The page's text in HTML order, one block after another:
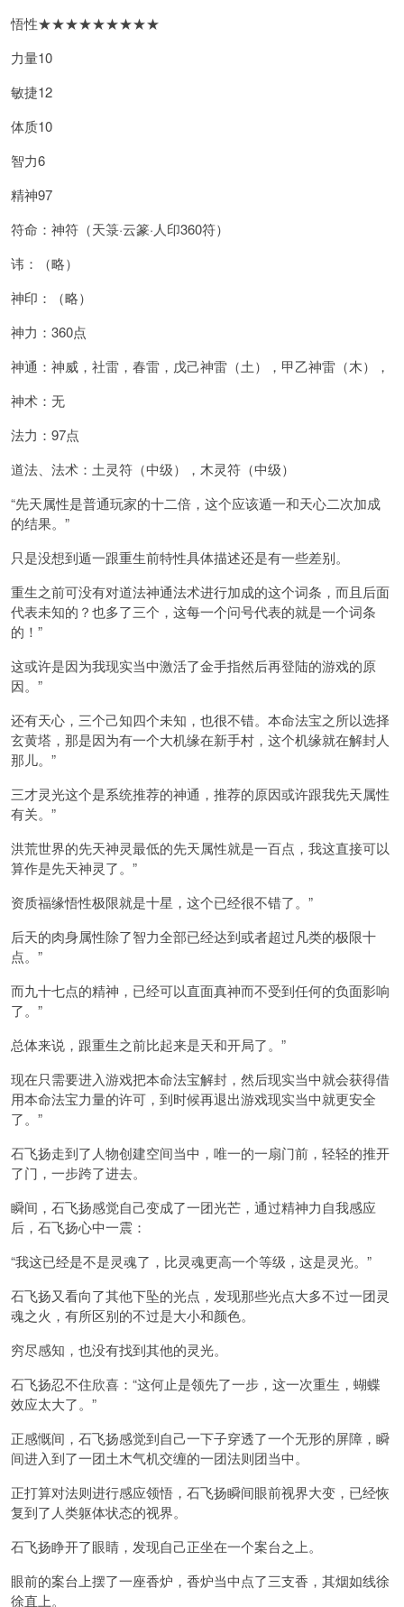
悟性★★★★★★★★★
力量10
敏捷12
体质10
智力6
精神97
符命：神符（天箓·云篆·人印360符）
讳：（略）
神印：（略）
神力：360点
神通：神威，社雷，春雷，戊己神雷（土），甲乙神雷（木），
神术：无
法力：97点
道法、法术：土灵符（中级），木灵符（中级）
“先天属性是普通玩家的十二倍，这个应该遁一和天心二次加成
的结果。”
只是没想到遁一跟重生前特性具体描述还是有一些差别。
重生之前可没有对道法神通法术进行加成的这个词条，而且后面
代表未知的？也多了三个，这每一个问号代表的就是一个词条
的！”
这或许是因为我现实当中激活了金手指然后再登陆的游戏的原
因。”
还有天心，三个己知四个未知，也很不错。本命法宝之所以选择
玄黄塔，那是因为有一个大机缘在新手村，这个机缘就在解封人
那儿。”
三才灵光这个是系统推荐的神通，推荐的原因或许跟我先天属性
有关。”
洪荒世界的先天神灵最低的先天属性就是一百点，我这直接可以
算作是先天神灵了。”
资质福缘悟性极限就是十星，这个已经很不错了。”
后天的肉身属性除了智力全部已经达到或者超过凡类的极限十
点。”
而九十七点的精神，已经可以直面真神而不受到任何的负面影响
了。”
总体来说，跟重生之前比起来是天和开局了。”
现在只需要进入游戏把本命法宝解封，然后现实当中就会获得借
用本命法宝力量的许可，到时候再退出游戏现实当中就更安全
了。”
石飞扬走到了人物创建空间当中，唯一的一扇门前，轻轻的推开
了门，一步跨了进去。
瞬间，石飞扬感觉自己变成了一团光芒，通过精神力自我感应
后，石飞扬心中一震：
“我这已经是不是灵魂了，比灵魂更高一个等级，这是灵光。”
石飞扬又看向了其他下坠的光点，发现那些光点大多不过一团灵
魂之火，有所区别的不过是大小和颜色。
穷尽感知，也没有找到其他的灵光。
石飞扬忍不住欣喜：“这何止是领先了一步，这一次重生，蝴蝶
效应太大了。”
正感慨间，石飞扬感觉到自己一下子穿透了一个无形的屏障，瞬
间进入到了一团土木气机交缠的一团法则团当中。
正打算对法则进行感应领悟，石飞扬瞬间眼前视界大变，已经恢
复到了人类躯体状态的视界。
石飞扬睁开了眼睛，发现自己正坐在一个案台之上。
眼前的案台上摆了一座香炉，香炉当中点了三支香，其烟如线徐
徐直上。